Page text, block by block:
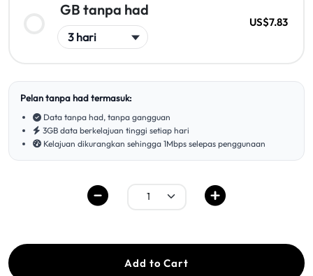
GB tanpa had
US$7.83
Pelan tanpa had termasuk:
Data tanpa had, tanpa gangguan
3GB data berkelajuan tinggi setiap hari
Kelajuan dikurangkan sehingga 1Mbps selepas penggunaan
Add to Cart